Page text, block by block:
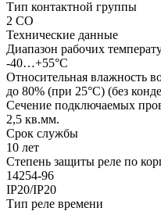
Тип контактной группы
2 CO
Технические данные
Диапазон рабочих
-40…+55°С
Относительная влажность
до 80% (при 25°С) (без
Сечение подключаемых
2,5 кв.мм.
Срок службы
10 лет
Степень защиты реле по
14254-96
IP20/IP20
Тип реле времени